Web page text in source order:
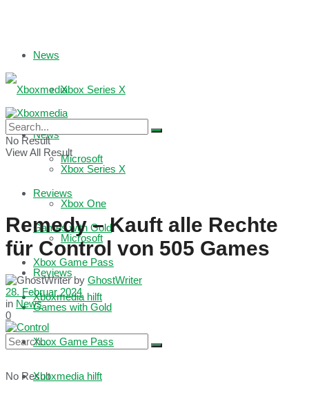
News
Xbox Series X
Microsoft
Reviews
Games with Gold
Xbox Game Pass
Xboxmedia hilft
No Result
News
Xbox Series X
Xbox One
Microsoft
Reviews
Games with Gold
Xbox Game Pass
Xboxmedia hilft
No Result
View All Result
Remedy – Kauft alle Rechte
für Control von 505 Games
by GhostWriter
28. Februar 2024
in News
0